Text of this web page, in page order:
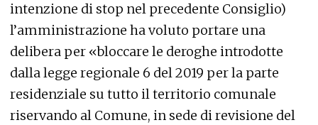
intenzione di stop nel precedente Consiglio)
l’amministrazione ha voluto portare una
delibera per «bloccare le deroghe introdotte
dalla legge regionale 6 del 2019 per la parte
residenziale su tutto il territorio comunale
riservando al Comune, in sede di revisione del